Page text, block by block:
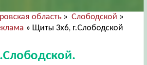
область »Слободской »
» Щиты 3х6, г.Слободской